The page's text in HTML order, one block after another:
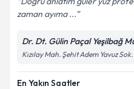
zaman ayıma ...
Dr. Dt. Gülin Paçal Yeşilbağ
Kızılay Mah. Şehit Adem Yavuz
En Yakın Saatler